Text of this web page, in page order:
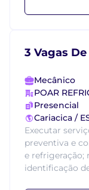
3 Vagas
Mecânico
POAR
Presencial
Cariacica /
Executar
preventiva e
e refrigeração;
identificação